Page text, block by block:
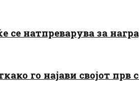
се натпреварува за
го најави својот прв